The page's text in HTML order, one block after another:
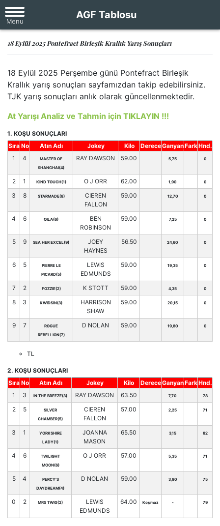
AGF Tablosu
18 Eylül 2025 Pontefract Birleşik Krallık Yarış Sonuçları
18 Eylül 2025 Perşembe günü Pontefract Birleşik
Krallık yarış sonuçları sayfamızdan takip edebilirsiniz.
TJK yarış sonuçları anlık olarak güncellenmektedir.
At Yarışı Analiz ve Tahmin için TIKLAYIN !!!
1. KOŞU SONUÇLARI
Sıra No Atın Adı Jokey Kilo DereceGanyanFarkHnd.
1
4
MASTER OF
SHANGHAI(4)
RAY DAWSON 59.00 5,75 0
2 1 KIND TOUCH(1) O J ORR 62.00 1,90 0
3 8 STARMADE(8)
CIEREN
FALLON
59.00 12,70 0
4 6 QILA(6)
BEN
ROBINSON
59.00 7,25 0
5 9 SEA HER EXCEL(9)
JOEY
HAYNES
56.50 24,60 0
6 5
PIERRE LE
PICARD(5)
LEWIS
EDMUNDS
59.00 19,35 0
7 2 FOZZIE(2) K STOTT 59.00 4,35 0
8 3 KWIDSIN(3)
HARRISON
SHAW
59.00 20,15 0
9 7
ROGUE
REBELLION(7)
D NOLAN 59.00 19,80 0
TL
2. KOŞU SONUÇLARI
Sıra No Atın Adı Jokey Kilo DereceGanyanFarkHnd.
1
3 IN THE BREEZE(3) RAY DAWSON 63.50 7,70 78
2 5
SILVER
CHAMBER(5)
CIEREN
FALLON
57.00 2,25 71
3 1
YORKSHIRE
LADY(1)
JOANNA
MASON
65.50 3,15 82
4 6
TWILIGHT
MOON(6)
O J ORR 57.00 5,35 71
5 4
PERCY'S
DAYDREAM(4)
D NOLAN 59.00 3,80 75
0 2 MRS TWIG(2)
LEWIS
EDMUNDS
64.00 Koşmaz - 79